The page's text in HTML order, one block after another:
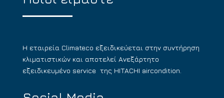
Η εταιρεία Climateco εξειδικεύεται στην συντήρηση
κλιματιστικών και αποτελεί Ανεξάρτητο
εξειδικευμένο service της HITACHI aircondition.